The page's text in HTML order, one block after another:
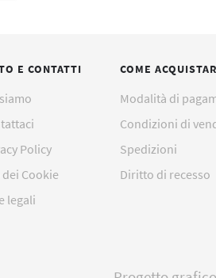
E CONTATTI
Policy
dei Cookie
legali
COME
Modalità di
Condizioni di
Spedizioni
Diritto di recesso